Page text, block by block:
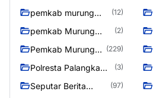
pemkab murung
(12)
pemkab Murung
(2)
Pemkab Murung
(229)
Polresta Palangka
(3)
Seputar Berita
(97)